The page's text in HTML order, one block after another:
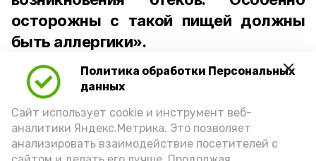
Политика обработки Персональных
данных
Сайт использует cookie и инструмент веб-
аналитики Яндекс.Метрика. Это позволяет
анализировать взаимодействие посетителей с
осторожны с такой пищей должны
быть аллергики».
Для взрослого человека безопасной
порцией икры считается 30-50 граммов
(2-3 ложки). При этом следует обратить
внимание на хлеб, с которым она
подаётся: лучше выбирать